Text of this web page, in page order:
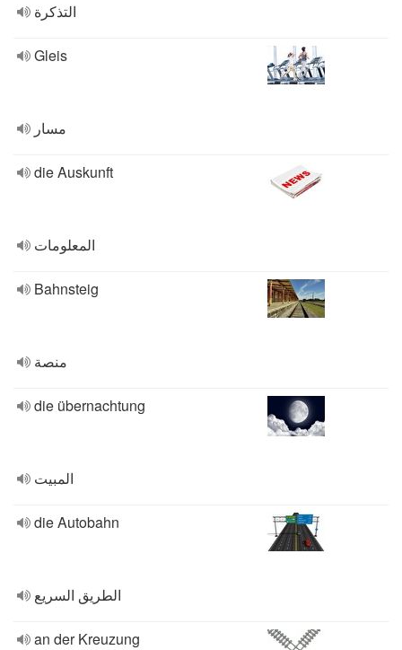
التذكرة
Gleis
مسار
die Auskunft
المعلومات
Bahnsteig
منصة
die übernachtung
المبيت
die Autobahn
الطريق السريع
an der Kreuzung